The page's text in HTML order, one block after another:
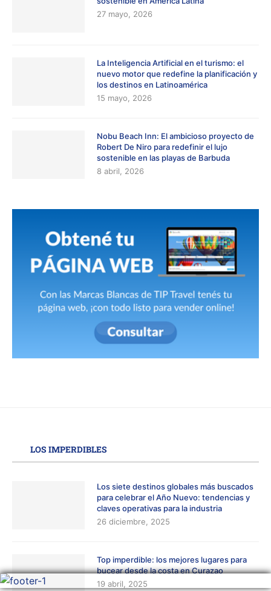
27 mayo, 2026
La Inteligencia Artificial en el turismo: el
nuevo motor que redefine la planificación y
los destinos en Latinoamérica
15 mayo, 2026
Nobu Beach Inn: El ambicioso proyecto de
Robert De Niro para redefinir el lujo
sostenible en las playas de Barbuda
8 abril, 2026
LOS IMPERDIBLES
Los siete destinos globales más buscados
para celebrar el Año Nuevo: tendencias y
claves operativas para la industria
26 diciembre, 2025
Top imperdible: los mejores lugares para
bucear desde la costa en Curazao
19 abril, 2025